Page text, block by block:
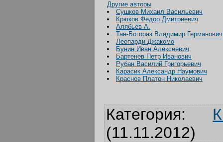
Другие авторы
Сушков Михаил Васильевич
Крюков Федор Дмитриевич
Алябьев А.
Тан-Богораз Владимир Германович
Леопарди Джакомо
Бунин Иван Алексеевич
Бартенев Петр Иванович
Рубан Василий Григорьевич
Карасик Александр Наумович
Краснов Платон Николаевич
Категория:
(11.11.2012)